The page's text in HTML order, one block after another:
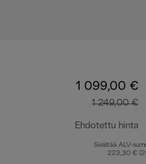
1 099,00 €
1 249,00 €
Ehdotettu hinta
Sisältää ALV-
223,30 €